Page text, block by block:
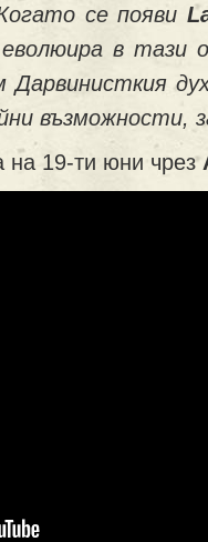
се появи
в тази
възможности,
на 19-ти юни чрез